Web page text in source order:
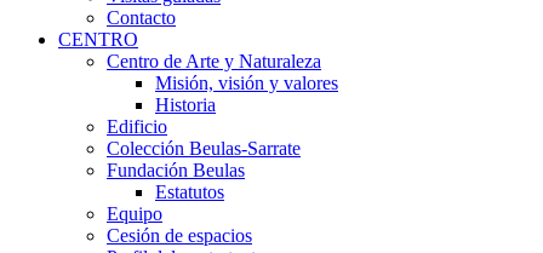
Contacto
CENTRO
Centro de Arte y Naturaleza
Misión, visión y valores
Historia
Edificio
Colección Beulas-Sarrate
Fundación Beulas
Estatutos
Equipo
Cesión de espacios